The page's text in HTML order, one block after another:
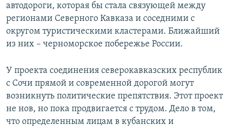
автодороги, которая бы стала связующей между
регионами Северного Кавказа и соседними с
округом туристическими кластерами. Ближайший
из них – черноморское побережье России.
У проекта соединения северокавказских республик
с Сочи прямой и современной дорогой могут
возникнуть политические препятствия. Этот проект
не нов, но пока продвигается с трудом. Дело в том,
что определенным лицам в кубанских и